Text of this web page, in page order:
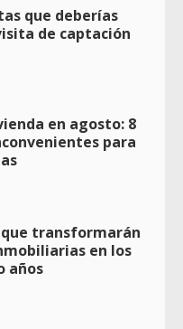
que deberías
de captación
en agosto: 8
para
transformarán
en los
años